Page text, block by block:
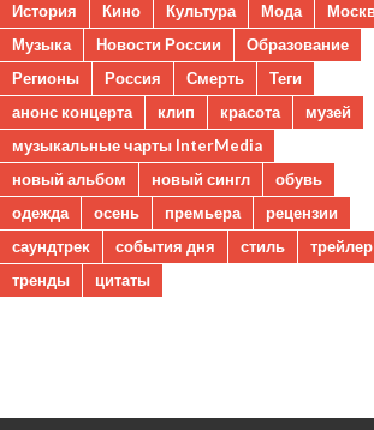
История
Кино Культура Мода
Музыка
Новости России
Образование
Регионы
Россия Смерть
Теги
анонс концерта
клип красота
музей
музыкальные чарты InterMedia
новый альбом
новый сингл
обувь
одежда
осень премьера
рецензии
саундтрек
события дня стиль
трейлер
тренды
цитаты